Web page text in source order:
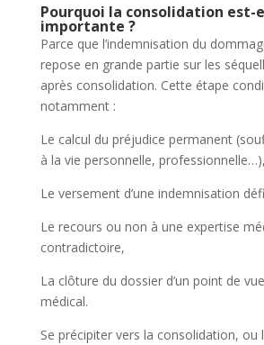
Pourquoi la consolidation est-
importante ?
Parce que l’indemnisation du
repose en grande partie sur les
après consolidation. Cette étape
notamment :
Le calcul du préjudice permanent
à la vie personnelle, professionnelle…),
Le versement d’une indemnisation
Le recours ou non à une expertise
contradictoire,
La clôture du dossier d’un point de
médical.
Se précipiter vers la consolidation, ou